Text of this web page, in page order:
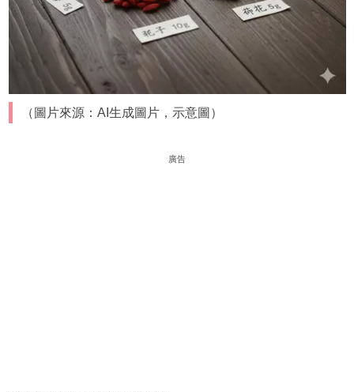
（圖片來源：AI生成圖片，示意圖）
廣告